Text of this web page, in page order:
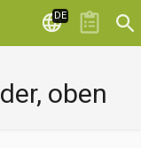
DE
oben